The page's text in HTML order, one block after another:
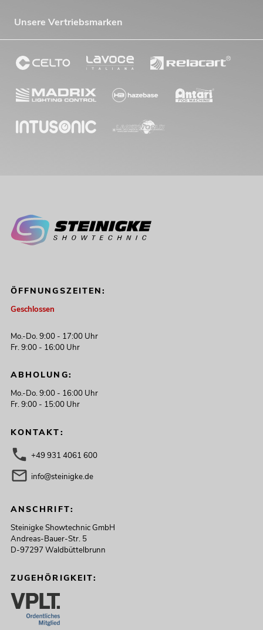
Unsere Vertriebsmarken
ÖFFNUNGSZEITEN:
Geschlossen
Mo.-Do. 9:00 - 17:00 Uhr
Fr. 9:00 - 16:00 Uhr
ABHOLUNG:
Mo.-Do. 9:00 - 16:00 Uhr
Fr. 9:00 - 15:00 Uhr
KONTAKT:
+49 931 4061 600
info@steinigke.de
ANSCHRIFT:
Steinigke Showtechnic GmbH
Andreas-Bauer-Str. 5
D-97297 Waldbüttelbrunn
ZUGEHÖRIGKEIT: